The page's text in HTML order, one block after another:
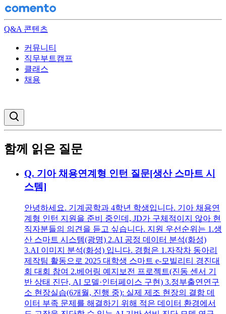
Q&A 콘텐츠
커뮤니티
직무부트캠프
클래스
채용
함께 읽은 질문
Q. 기아 채용연계형 인턴 질문[생산 스마트 시
스템]
안녕하세요. 기계공학과 4학년 학생입니다. 기아 채용연
계형 인턴 지원을 준비 중인데, JD가 구체적이지 않아 현
직자분들의 의견을 듣고 싶습니다. 지원 우선순위는 1.생
산 스마트 시스템(광명) 2.AI 공정 데이터 분석(화성)
3.AI 이미지 분석(화성) 입니다. 경험은 1.자작차 동아리
제작팀 활동으로 2025 대학생 스마트 e-모빌리티 경진대
회 대회 참여 2.베어링 예지보전 프로젝트(진동 센서 기
반 상태 진단, AI 모델·인터페이스 구현) 3.정부출연연구
소 현장실습(6개월, 진행 중): 실제 제조 현장의 결함 데
이터 부족 문제를 해결하기 위해 적은 데이터 환경에서